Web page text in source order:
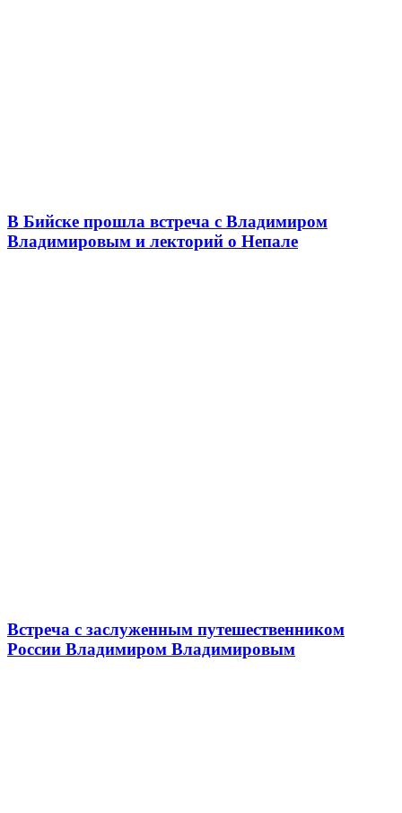
В Бийске прошла встреча с Владимиром
Владимировым и лекторий о Непале
Встреча с заслуженным путешественником
России Владимиром Владимировым